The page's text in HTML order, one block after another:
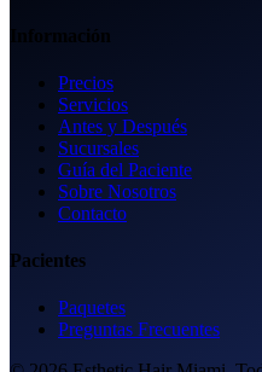
Información
Precios
Servicios
Antes y Después
Sucursales
Guía del Paciente
Sobre Nosotros
Contacto
Pacientes
Paquetes
Preguntas Frecuentes